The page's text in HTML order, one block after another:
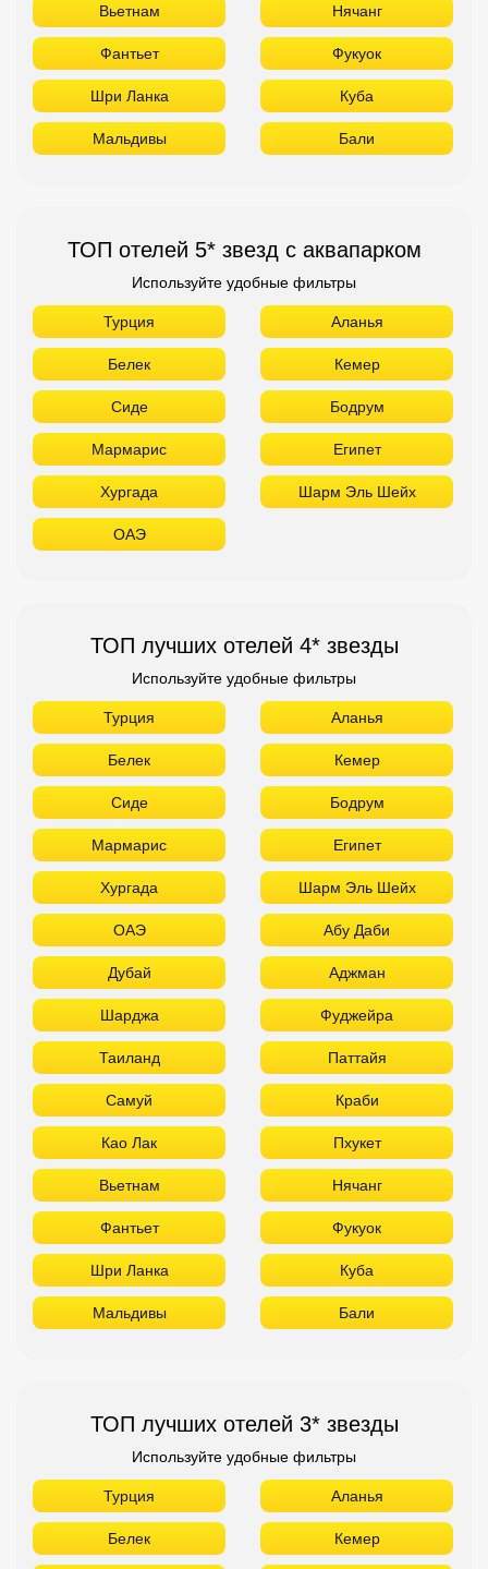
Вьетнам Нячанг
Фантьет Фукуок
Шри Ланка Куба
Мальдивы Бали
ТОП отелей 5* звезд с аквапарком
Используйте удобные фильтры
Турция Аланья
Белек Кемер
Сиде Бодрум
Мармарис Египет
Хургада Шарм Эль Шейх
ОАЭ
ТОП лучших отелей 4* звезды
Используйте удобные фильтры
Турция Аланья
Белек Кемер
Сиде Бодрум
Мармарис Египет
Хургада Шарм Эль Шейх
ОАЭ Абу Даби
Дубай Аджман
Шарджа Фуджейра
Таиланд Паттайя
Самуй Краби
Као Лак Пхукет
Вьетнам Нячанг
Фантьет Фукуок
Шри Ланка Куба
Мальдивы Бали
ТОП лучших отелей 3* звезды
Используйте удобные фильтры
Турция Аланья
Белек Кемер